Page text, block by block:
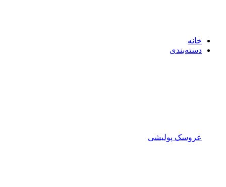
خانه
دسته‌بندی
عروسک پولیشی